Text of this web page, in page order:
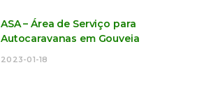
ASA – Área de Serviço para
Autocaravanas em Gouveia
2023-01-18